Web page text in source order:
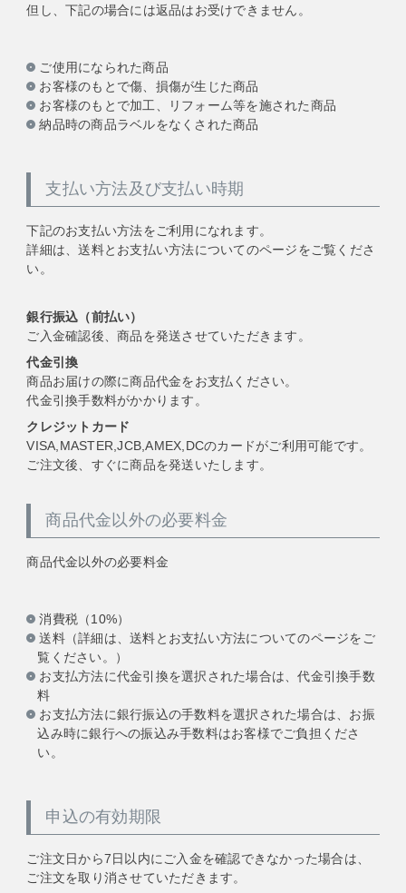
但し、下記の場合には返品はお受けできません。
ご使用になられた商品
お客様のもとで傷、損傷が生じた商品
お客様のもとで加工、リフォーム等を施された商品
納品時の商品ラベルをなくされた商品
支払い方法及び支払い時期
下記のお支払い方法をご利用になれます。
詳細は、送料とお支払い方法についてのページをご覧くださ
い。
銀行振込（前払い）
ご入金確認後、商品を発送させていただきます。
代金引換
商品お届けの際に商品代金をお支払ください。
代金引換手数料がかかります。
クレジットカード
VISA,MASTER,JCB,AMEX,DCのカードがご利用可能です。
ご注文後、すぐに商品を発送いたします。
商品代金以外の必要料金
商品代金以外の必要料金
消費税（10%）
送料（詳細は、送料とお支払い方法についてのページをご
覧ください。）
お支払方法に代金引換を選択された場合は、代金引換手数
料
お支払方法に銀行振込の手数料を選択された場合は、お振
込み時に銀行への振込み手数料はお客様でご負担くださ
い。
申込の有効期限
ご注文日から7日以内にご入金を確認できなかった場合は、
ご注文を取り消させていただきます。